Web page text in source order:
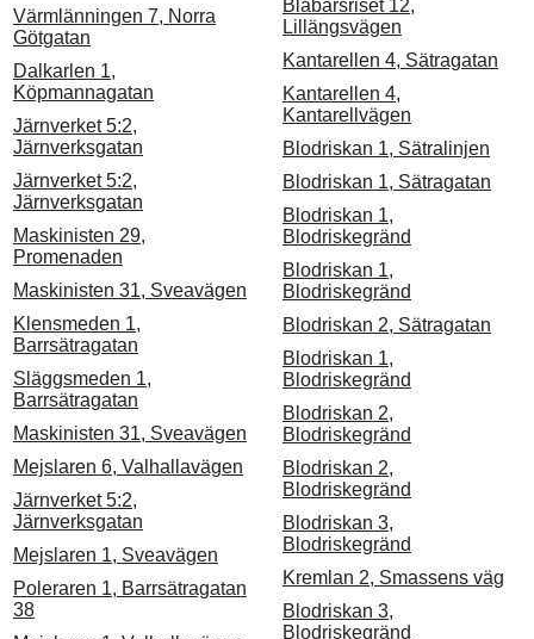
Värmlänningen 7, Norra
Götgatan
Dalkarlen 1,
Köpmannagatan
Järnverket 5:2,
Järnverksgatan
Järnverket 5:2,
Järnverksgatan
Maskinisten 29,
Promenaden
Maskinisten 31, Sveavägen
Klensmeden 1,
Barrsätragatan
Släggsmeden 1,
Barrsätragatan
Maskinisten 31, Sveavägen
Mejslaren 6, Valhallavägen
Järnverket 5:2,
Järnverksgatan
Mejslaren 1, Sveavägen
Poleraren 1, Barrsätragatan
38
Blåbärsriset 12,
Lillängsvägen
Kantarellen 4, Sätragatan
Kantarellen 4,
Kantarellvägen
Blodriskan 1, Sätralinjen
Blodriskan 1, Sätragatan
Blodriskan 1,
Blodriskegränd
Blodriskan 1,
Blodriskegränd
Blodriskan 2, Sätragatan
Blodriskan 1,
Blodriskegränd
Blodriskan 2,
Blodriskegränd
Blodriskan 2,
Blodriskegränd
Blodriskan 3,
Blodriskegränd
Kremlan 2, Smassens väg
Blodriskan 3,
Blodriskegränd